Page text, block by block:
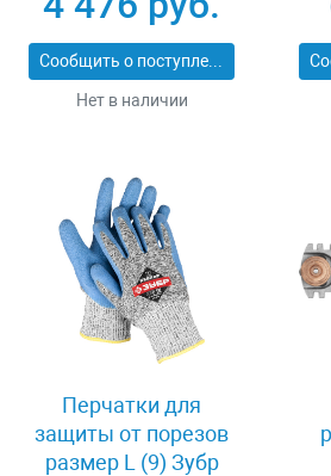
Сообщить о поступлении
Нет в наличии
Перчатки для
защиты от порезов
размер L (9) Зубр